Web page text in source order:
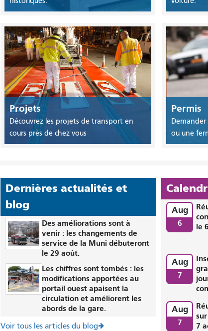
Projets
Découvrez les projets de transport en
cours près de chez vous
Permis
ou une
Dernières actualités et
blog
Des améliorations sont à
venir : les changements de
service de la Muni débuteront
le 29 août.
Les chiffres sont tombés : les
modifications apportées au
portail ouest apaisent la
circulation et améliorent les
abords de la gare.
Voir tous les articles du blog
Aug
6
le
Aug
7
Aug
7
7